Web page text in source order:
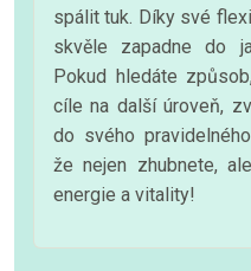
spálit tuk. Díky své
skvěle zapadne do
Pokud hledáte
cíle na další úroveň,
do svého
že nejen zhubnete,
energie a vitality!